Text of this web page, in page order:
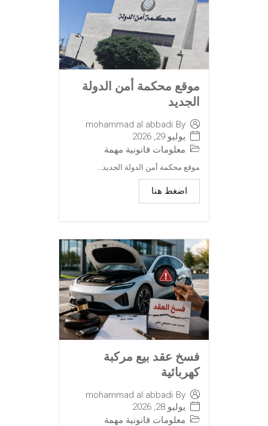
موقع محكمة أمن الدولة
الجديد
By
mohammad al abbadi
يوليو 29, 2026
معلومات قانونية مهمة
موقع محكمة أمن الدولة الجديد...
اضغط هنا
فسخ عقد بيع مركبة
كهربائية
By
mohammad al abbadi
يوليو 28, 2026
معلومات قانونية مهمة